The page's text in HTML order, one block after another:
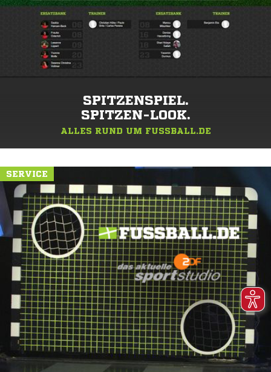
SPITZENSPIEL.
SPITZEN-LOOK.
ALLES RUND UM FUSSBALL.DE
SERVICE